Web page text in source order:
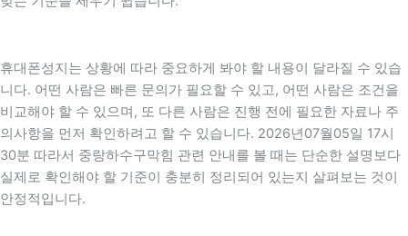
휴대폰성지는 상황에 따라 중요하게 봐야 할 내용이 달라질 수 있습
니다. 어떤 사람은 빠른 문의가 필요할 수 있고, 어떤 사람은 조건을
비교해야 할 수 있으며, 또 다른 사람은 진행 전에 필요한 자료나 주
의사항을 먼저 확인하려고 할 수 있습니다. 2026년07월05일 17시
30분 따라서 중랑하수구막힘 관련 안내를 볼 때는 단순한 설명보다
실제로 확인해야 할 기준이 충분히 정리되어 있는지 살펴보는 것이
안정적입니다.